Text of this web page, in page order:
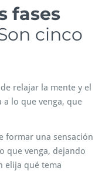
fases
cinco
relajar la mente y el
a lo que venga, que
formar una sensación
que venga, dejando
elija qué tema